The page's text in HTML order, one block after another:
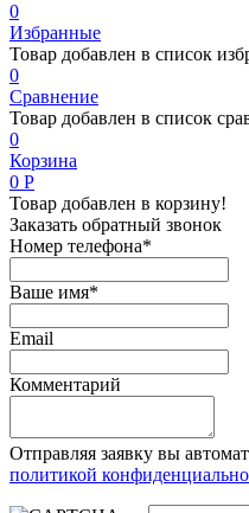
0
Избранные
Товар добавлен в список
0
Сравнение
Товар добавлен в список
0
Корзина
0 Р
Товар добавлен в корзину!
Заказать обратный звонок
Номер телефона*
Ваше имя*
Email
Комментарий
Отправляя заявку вы
политикой